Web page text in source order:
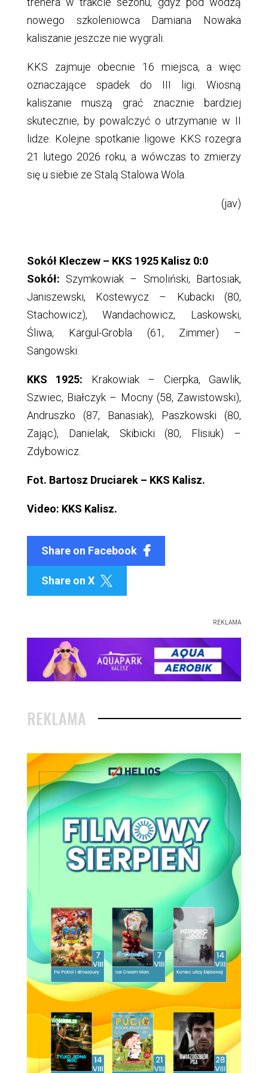
nowego szkoleniowca Damiana Nowaka
kaliszanie jeszcze nie wygrali.
KKS zajmuje obecnie 16 miejsca, a więc
oznaczające spadek do III ligi. Wiosną
kaliszanie muszą grać znacznie bardziej
skutecznie, by powalczyć o utrzymanie w II
lidze. Kolejne spotkanie ligowe KKS rozegra
21 lutego 2026 roku, a wówczas to zmierzy
się u siebie ze Stalą Stalowa Wola.
(jav)
Sokół Kleczew – KKS 1925 Kalisz 0:0
Sokół: Szymkowiak – Smoliński, Bartosiak,
Janiszewski, Kostewycz – Kubacki (80,
Stachowicz), Wandachowicz, Laskowski,
Śliwa, Kargul-Grobla (61, Zimmer) –
Sangowski.
KKS 1925: Krakowiak – Cierpka, Gawlik,
Szwiec, Białczyk – Mocny (58, Zawistowski),
Andruszko (87, Banasiak), Paszkowski (80,
Zając), Danielak, Skibicki (80, Flisiuk) –
Zdybowicz.
Fot. Bartosz Druciarek – KKS Kalisz.
Video: KKS Kalisz.
Share on Facebook
Share on X 
REKLAMA
REKLAMA